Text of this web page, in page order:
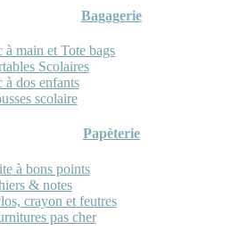
Bagagerie
à main et Tote bags
Scolaires
à dos enfants
scolaire
Papèterie
à bons points
& notes
crayon et feutres
pas cher